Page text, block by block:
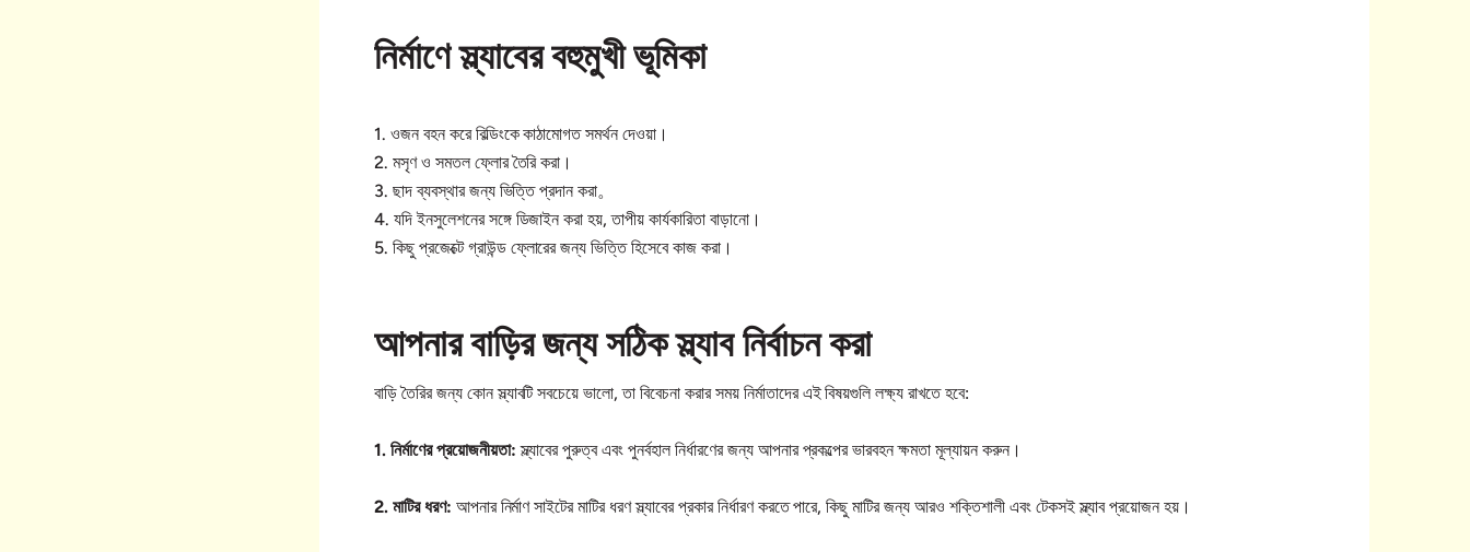
নির্মাণে স্ল্যাবের বহুমুখী ভূমিকা
1. ওজন বহন করে বিল্ডিংকে কাঠামোগত সমর্থন দেওয়া।
2. মসৃণ ও সমতল ফ্লোর তৈরি করা।
3. ছাদ ব্যবস্থার জন্য ভিত্তি প্রদান করা。
4. যদি ইনসুলেশনের সঙ্গে ডিজাইন করা হয়, তাপীয় কার্যকারিতা বাড়ানো।
5. কিছু প্রজেক্টে গ্রাউন্ড ফ্লোরের জন্য ভিত্তি হিসেবে কাজ করা।
আপনার বাড়ির জন্য সঠিক স্ল্যাব নির্বাচন করা
বাড়ি তৈরির জন্য কোন স্ল্যাবটি সবচেয়ে ভালো, তা বিবেচনা করার সময় নির্মাতাদের এই বিষয়গুলি লক্ষ্য রাখতে হবে:
1. নির্মাণের প্রয়োজনীয়তা: স্ল্যাবের পুরুত্ব এবং পুনর্বহাল নির্ধারণের জন্য আপনার প্রকল্পের ভারবহন ক্ষমতা মূল্যায়ন করুন।
2. মাটির ধরণ: আপনার নির্মাণ সাইটের মাটির ধরণ স্ল্যাবের প্রকার নির্ধারণ করতে পারে, কিছু মাটির জন্য আরও শক্তিশালী এবং টেকসই স্ল্যাব প্রয়োজন হয়।